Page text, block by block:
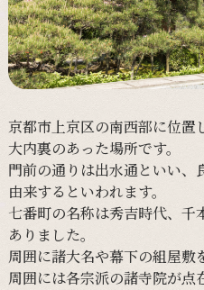
京都市上京区の南西部に位置
大内裏のあった場所です。
門前の通りは出水通といい、
由来するといわれます。
七番町の名称は秀吉時代、 千
ありました。
周囲に諸大名や幕下の組屋敷
周囲には各宗派の諸寺院が点